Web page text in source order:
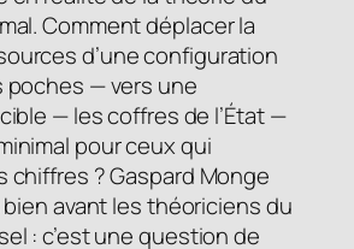
Comment déplacer la
d’une configuration
— vers une
— les coffres de l’État —
pour ceux qui
chiffres ? Gaspard Monge
bien avant les théoriciens du
: c’est une question de